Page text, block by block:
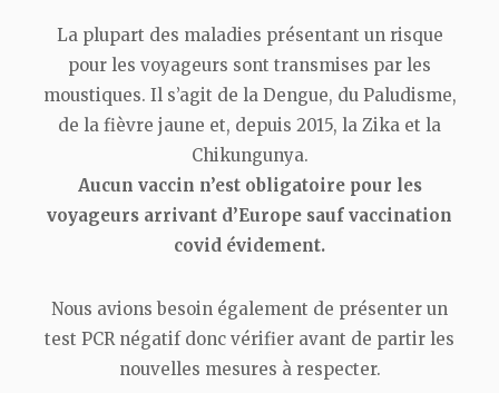
La plupart des maladies présentant un risque
pour les voyageurs sont transmises par les
moustiques. Il s’agit de la Dengue, du Paludisme,
de la fièvre jaune et, depuis 2015, la Zika et la
Chikungunya.
Aucun vaccin n’est obligatoire pour les
voyageurs arrivant d’Europe sauf vaccination
covid évidement.
Nous avions besoin également de présenter un
test PCR négatif donc vérifier avant de partir les
nouvelles mesures à respecter.